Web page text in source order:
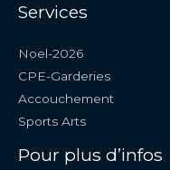
Services
Noel-2026
CPE-Garderies
Accouchement
Sports Arts
Pour plus d’infos